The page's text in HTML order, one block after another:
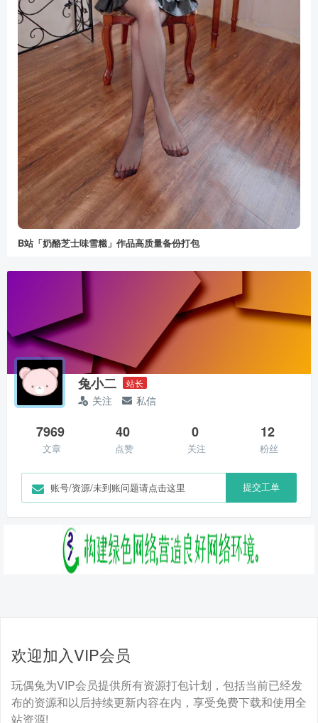
B站「奶酪芝士味雪糍」作品高质量备份打包
兔小二 站长
关注 私信
7969
文章
40
点赞
0
关注
12
粉丝
账号/资源/未到账问题请点击这里 提交工单
欢迎加入VIP会员
玩偶兔为VIP会员提供所有资源打包计划，包括当前已经发
布的资源和以后持续更新内容在内，享受免费下载和使用全
站资源!